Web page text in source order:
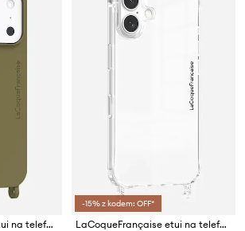
LaCoqueFrançaise etui na telefon IPHONE 17 PRO
-15% z kodem: OFF*
LaCoqueFrançaise etui na telefon IPHONE 17